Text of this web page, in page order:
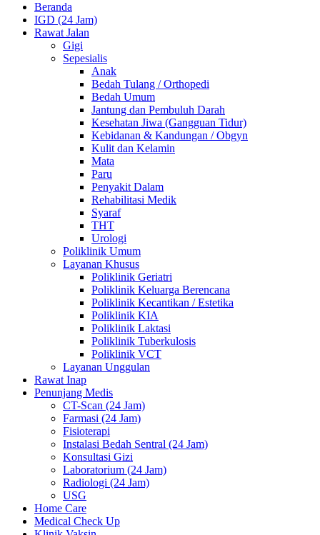
Beranda
IGD (24 Jam)
Rawat Jalan
Gigi
Sepesialis
Anak
Bedah Tulang / Orthopedi
Bedah Umum
Jantung dan Pembuluh Darah
Kesehatan Jiwa (Gangguan Tidur)
Kebidanan & Kandungan / Obgyn
Kulit dan Kelamin
Mata
Paru
Penyakit Dalam
Rehabilitasi Medik
Syaraf
THT
Urologi
Poliklinik Umum
Layanan Khusus
Poliklinik Geriatri
Poliklinik Keluarga Berencana
Poliklinik Kecantikan / Estetika
Poliklinik KIA
Poliklinik Laktasi
Poliklinik Tuberkulosis
Poliklinik VCT
Layanan Unggulan
Rawat Inap
Penunjang Medis
CT-Scan (24 Jam)
Farmasi (24 Jam)
Fisioterapi
Instalasi Bedah Sentral (24 Jam)
Konsultasi Gizi
Laboratorium (24 Jam)
Radiologi (24 Jam)
USG
Home Care
Medical Check Up